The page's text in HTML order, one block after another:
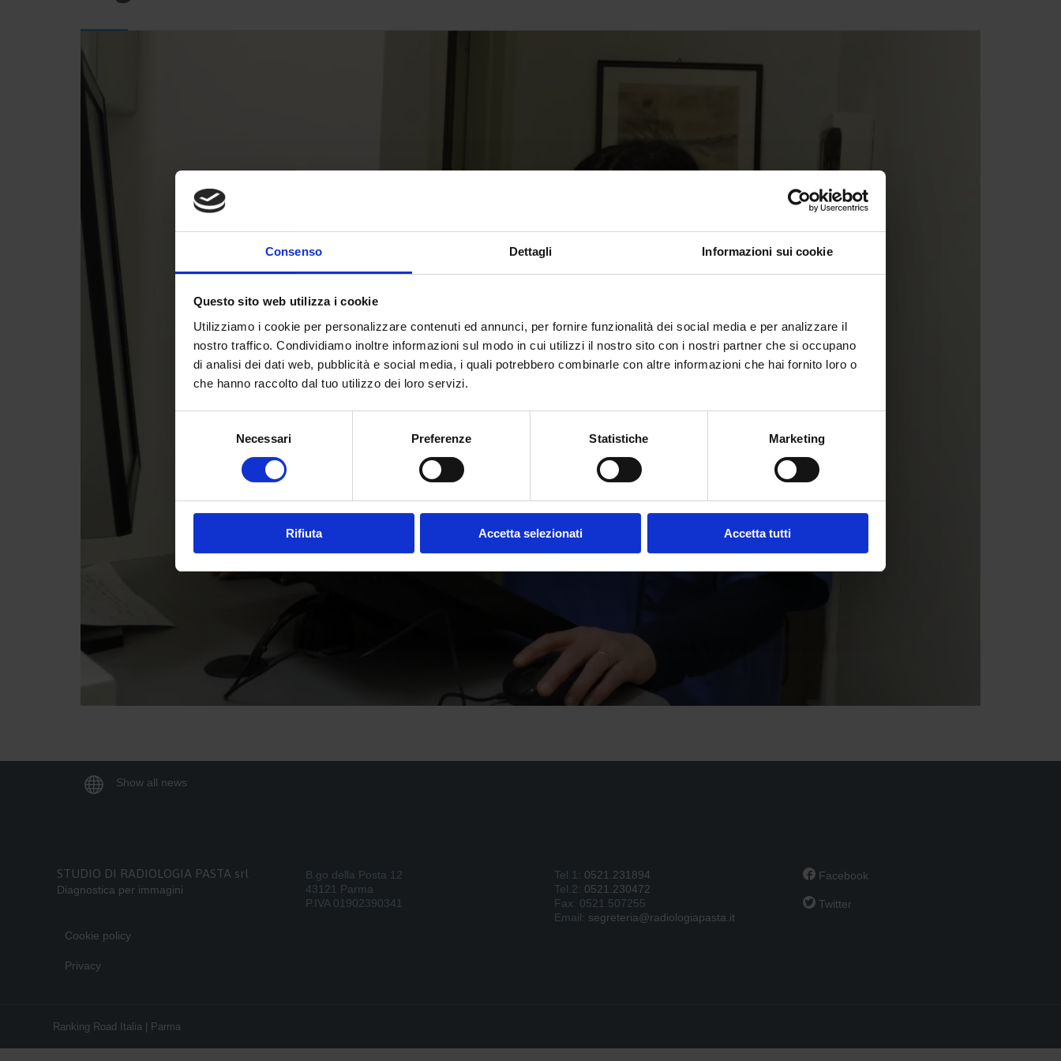
Consenso Dettagli Informazioni sui cookie
Questo sito web utilizza i cookie
Utilizziamo i cookie per personalizzare contenuti ed annunci, per fornire funzionalità dei social media e per analizzare il
nostro traffico. Condividiamo inoltre informazioni sul modo in cui utilizzi il nostro sito con i nostri partner che si occupano
di analisi dei dati web, pubblicità e social media, i quali potrebbero combinarle con altre informazioni che hai fornito loro o
che hanno raccolto dal tuo utilizzo dei loro servizi.
Necessari Preferenze Statistiche Marketing
Rifiuta Accetta selezionati Accetta tutti
 Show all news
STUDIO DI RADIOLOGIA PASTA srl
Diagnostica per immagini
Cookie policy
Privacy
B.go della Posta 12
43121 Parma
P.IVA 01902390341
Tel.1: 0521.231894
Tel.2: 0521.230472
Fax: 0521.507255
Email: segreteria@radiologiapasta.it
 Facebook
 Twitter
Ranking Road Italia | Parma